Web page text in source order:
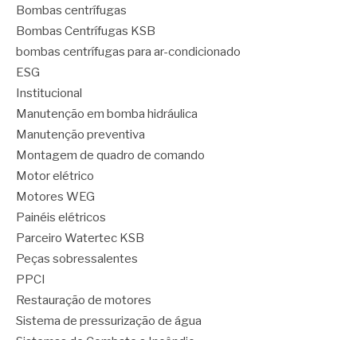
Bombas centrífugas
Bombas Centrífugas KSB
bombas centrífugas para ar-condicionado
ESG
Institucional
Manutenção em bomba hidráulica
Manutenção preventiva
Montagem de quadro de comando
Motor elétrico
Motores WEG
Painéis elétricos
Parceiro Watertec KSB
Peças sobressalentes
PPCI
Restauração de motores
Sistema de pressurização de água